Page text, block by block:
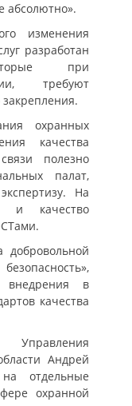
абсолютно».
изменения
разработан
при
требуют
охранных
качества
полезно
палат,
На
и качество
внедрения в
качества
Управления
Андрей
отдельные
охранной